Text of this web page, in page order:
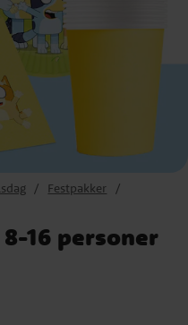
Festpakker
16 personer